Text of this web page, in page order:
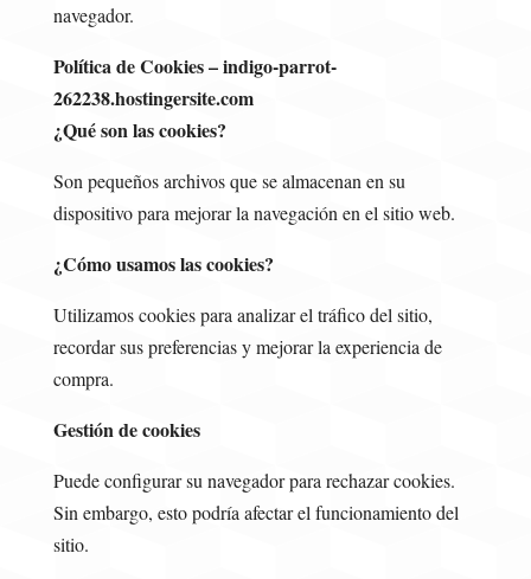
navegador.
Política de Cookies – indigo-parrot-
262238.hostingersite.com
¿Qué son las cookies?
Son pequeños archivos que se almacenan en su
dispositivo para mejorar la navegación en el sitio web.
¿Cómo usamos las cookies?
Utilizamos cookies para analizar el tráfico del sitio,
recordar sus preferencias y mejorar la experiencia de
compra.
Gestión de cookies
Puede configurar su navegador para rechazar cookies.
Sin embargo, esto podría afectar el funcionamiento del
sitio.